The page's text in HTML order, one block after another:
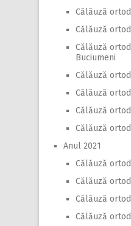
Călăuză
Călăuză
Călăuză
Buciumeni
Călăuză
Călăuză
Călăuză
Călăuză
Anul 2021
Călăuză
Călăuză
Călăuză
Călăuză